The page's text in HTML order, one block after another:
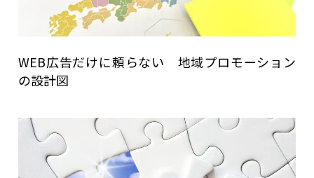
WEB広告だけに頼らない 地域プロモーション
の設計図